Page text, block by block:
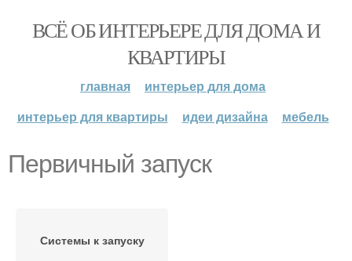
ВСЁ ОБ ИНТЕРЬЕРЕ ДЛЯ ДОМА И
КВАРТИРЫ
главная
интерьер для дома
интерьер для квартиры
идеи дизайна мебель
Первичный запуск
Системы к запуску